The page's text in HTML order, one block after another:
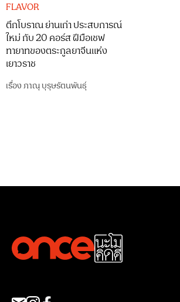
FLAVOR
ตึกโบราณ ย่านเก่า ประสบการณ์
ใหม่ กับ 20 คอร์ส ฝีมือเชฟ
ทายาทของตระกูลยาจีนแห่ง
เยาวราช
เรื่องภาณุ บุรุษรัตนพันธุ์